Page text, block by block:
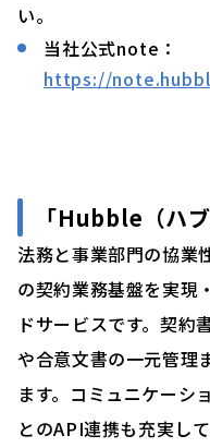
い。
当社公式note：
https://
「Hubble（ハ
法務と事業部門の協業
の契約業務基盤を実現
ドサービスです。契約
や合意文書の一元管理
ます。コミュニケーシ
とのAPI連携も充実し